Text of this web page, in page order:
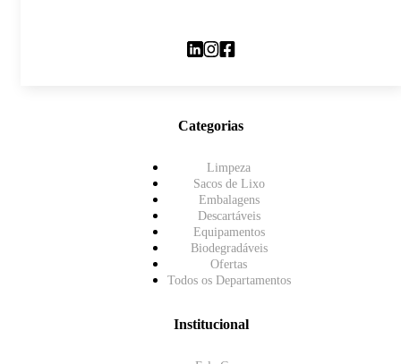
Categorias
Limpeza
Sacos de Lixo
Embalagens
Descartáveis
Equipamentos
Biodegradáveis
Ofertas
Todos os Departamentos
Institucional